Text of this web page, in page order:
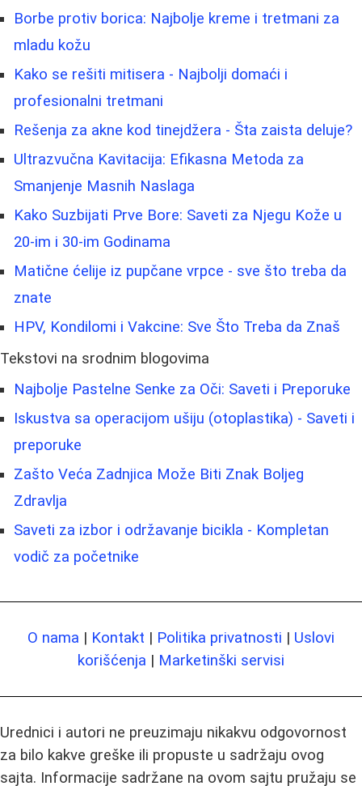
Borbe protiv borica: Najbolje kreme i tretmani za
mladu kožu
Kako se rešiti mitisera - Najbolji domaći i
profesionalni tretmani
Rešenja za akne kod tinejdžera - Šta zaista deluje?
Ultrazvučna Kavitacija: Efikasna Metoda za
Smanjenje Masnih Naslaga
Kako Suzbijati Prve Bore: Saveti za Njegu Kože u
20-im i 30-im Godinama
Matične ćelije iz pupčane vrpce - sve što treba da
znate
HPV, Kondilomi i Vakcine: Sve Što Treba da Znaš
Tekstovi na srodnim blogovima
Najbolje Pastelne Senke za Oči: Saveti i Preporuke
Iskustva sa operacijom ušiju (otoplastika) - Saveti i
preporuke
Zašto Veća Zadnjica Može Biti Znak Boljeg
Zdravlja
Saveti za izbor i održavanje bicikla - Kompletan
vodič za početnike
O nama | Kontakt | Politika privatnosti | Uslovi
korišćenja | Marketinški servisi
Urednici i autori ne preuzimaju nikakvu odgovornost
za bilo kakve greške ili propuste u sadržaju ovog
sajta. Informacije sadržane na ovom sajtu pružaju se